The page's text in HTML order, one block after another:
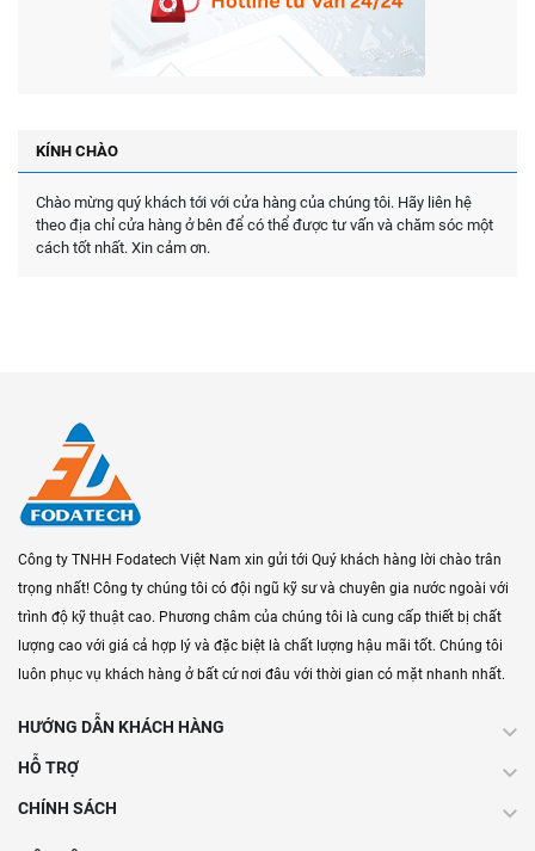
KÍNH CHÀO
Chào mừng quý khách tới với cửa hàng của chúng tôi. Hãy liên hệ
theo địa chỉ cửa hàng ở bên để có thể được tư vấn và chăm sóc một
cách tốt nhất. Xin cảm ơn.
Công ty TNHH Fodatech Việt Nam xin gửi tới Quý khách hàng lời chào trân
trọng nhất! Công ty chúng tôi có đội ngũ kỹ sư và chuyên gia nước ngoài với
trình độ kỹ thuật cao. Phương châm của chúng tôi là cung cấp thiết bị chất
lượng cao với giá cả hợp lý và đặc biệt là chất lượng hậu mãi tốt. Chúng tôi
luôn phục vụ khách hàng ở bất cứ nơi đâu với thời gian có mặt nhanh nhất.
HƯỚNG DẪN KHÁCH HÀNG
HỖ TRỢ
CHÍNH SÁCH